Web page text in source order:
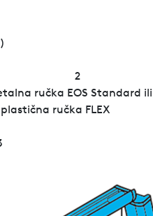
2
ručka EOS Standard ili
ručka FLEX